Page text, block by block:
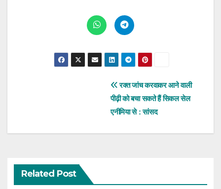
रक्त जांच करवाकर आने वाली
पीढ़ी को बचा सकते हैं सिकल सेल
एनीमिया से : सांसद
Related Post